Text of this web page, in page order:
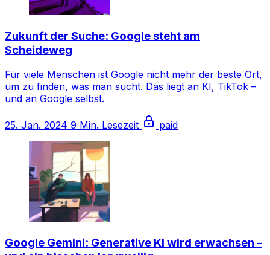
Zukunft der Suche: Google steht am
Scheideweg
Für viele Menschen ist Google nicht mehr der beste Ort,
um zu finden, was man sucht. Das liegt an KI, TikTok –
und an Google selbst.
25. Jan. 2024 9 Min. Lesezeit paid
Google Gemini: Generative KI wird erwachsen –